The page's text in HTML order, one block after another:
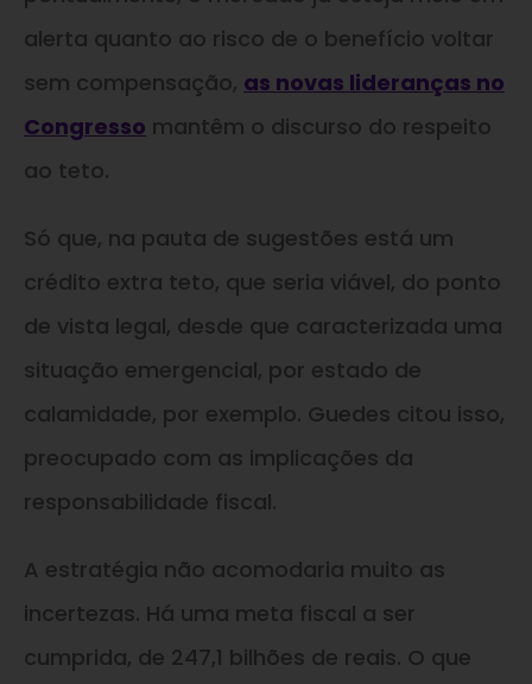
alerta quanto ao risco de o benefício voltar
sem compensação, as novas lideranças no
Congresso mantêm o discurso do respeito
ao teto.
Só que, na pauta de sugestões está um
crédito extra teto, que seria viável, do ponto
de vista legal, desde que caracterizada uma
situação emergencial, por estado de
calamidade, por exemplo. Guedes citou isso,
preocupado com as implicações da
responsabilidade fiscal.
A estratégia não acomodaria muito as
incertezas. Há uma meta fiscal a ser
cumprida, de 247,1 bilhões de reais. O que